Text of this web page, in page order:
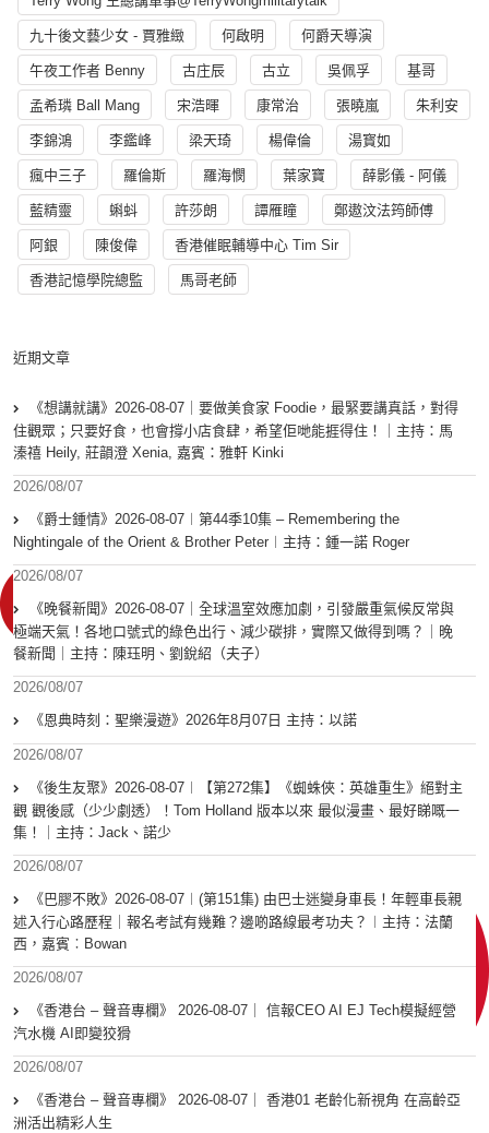
九十後文藝少女 - 賈雅緻 何啟明 何爵天導演
午夜工作者 Benny 古庄辰 古立 吳佩孚 基哥
孟希璘 Ball Mang 宋浩暉 康常治 張曉嵐 朱利安
李錦鴻 李鑑峰 梁天琦 楊偉倫 湯寳如
瘋中三子 羅倫斯 羅海憫 葉家寶 薛影儀 - 阿儀
藍精靈 蝌蚪 許莎朗 譚雁瞳 鄭遨汶法筠師傅
阿銀 陳俊偉 香港催眠輔導中心 Tim Sir
香港記憶學院總監 馬哥老師
近期文章
《想講就講》2026-08-07｜要做美食家 Foodie，最緊要講真話，對得
住觀眾；只要好食，也會撐小店食肆，希望佢哋能捱得住！｜主持：馬
溱禧 Heily, 莊韻澄 Xenia, 嘉賓：雅軒 Kinki
2026/08/07
《爵士鍾情》2026-08-07︱第44季10集 – Remembering the
Nightingale of the Orient & Brother Peter︱主持：鍾一諾 Roger
2026/08/07
《晚餐新聞》2026-08-07｜全球溫室效應加劇，引發嚴重氣候反常與
極端天氣！各地口號式的綠色出行、減少碳排，實際又做得到嗎？｜晚
餐新聞｜主持：陳珏明、劉銳紹（夫子）
2026/08/07
《恩典時刻：聖樂漫遊》2026年8月07日 主持：以諾
2026/08/07
《後生友聚》2026-08-07︱【第272集】《蜘蛛俠：英雄重生》絕對主
觀 觀後感（少少劇透）！Tom Holland 版本以來 最似漫畫、最好睇嘅一
集！｜主持：Jack、諾少
2026/08/07
《巴膠不敗》2026-08-07︱(第151集) 由巴士迷變身車長！年輕車長親
述入行心路歷程｜報名考試有幾難？邊啲路線最考功夫？︱主持：法蘭
西，嘉賓︰Bowan
2026/08/07
《香港台 – 聲音專欄》 2026-08-07｜ 信報CEO AI EJ Tech模擬經營
汽水機 AI即變狡猾
2026/08/07
《香港台 – 聲音專欄》 2026-08-07｜ 香港01 老齡化新視角 在高齡亞
洲活出精彩人生